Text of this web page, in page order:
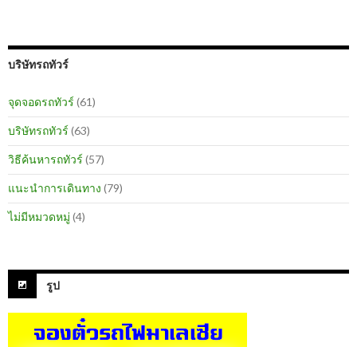
บริษัทรถทัวร์
จุดจอดรถทัวร์ (61)
บริษัทรถทัวร์ (63)
วิธีค้นหารถทัวร์ (57)
แนะนำการเดินทาง (79)
ไม่มีหมวดหมู่ (4)
รูป